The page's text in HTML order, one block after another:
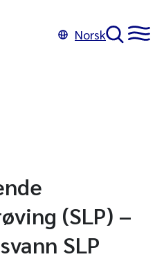
Norsk
(SLP) –
SLP